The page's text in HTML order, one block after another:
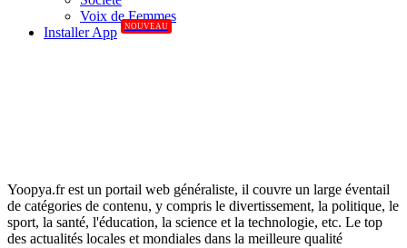
Voix de Femmes
Installer App
NOUVEAU
Yoopya.fr est un portail web généraliste, il couvre un large éventail
de catégories de contenu, y compris le divertissement, la politique, le
sport, la santé, l'éducation, la science et la technologie, etc. Le top
des actualités locales et mondiales dans la meilleure qualité